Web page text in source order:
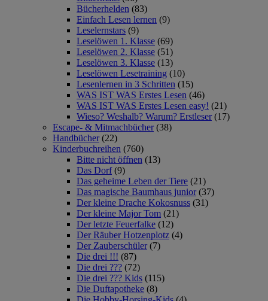
Bücherhelden (83)
Einfach Lesen lernen (9)
Leselernstars (9)
Leselöwen 1. Klasse (69)
Leselöwen 2. Klasse (51)
Leselöwen 3. Klasse (13)
Leselöwen Lesetraining (10)
Lesenlernen in 3 Schritten (15)
WAS IST WAS Erstes Lesen (46)
WAS IST WAS Erstes Lesen easy! (21)
Wieso? Weshalb? Warum? Erstleser (17)
Escape- & Mitmachbücher (38)
Handbücher (22)
Kinderbuchreihen (760)
Bitte nicht öffnen (13)
Das Dorf (9)
Das geheime Leben der Tiere (21)
Das magische Baumhaus junior (37)
Der kleine Drache Kokosnuss (31)
Der kleine Major Tom (21)
Der letzte Feuerfalke (12)
Der Räuber Hotzenplotz (4)
Der Zauberschüler (7)
Die drei !!! (87)
Die drei ??? (72)
Die drei ??? Kids (115)
Die Duftapotheke (8)